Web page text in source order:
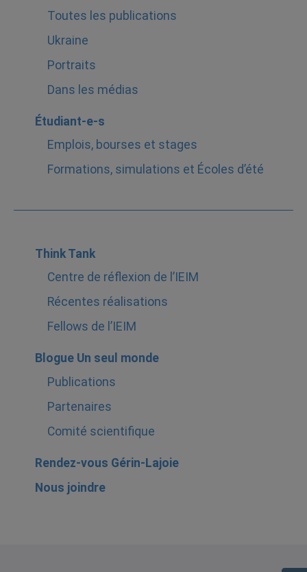
Toutes les publications
Ukraine
Portraits
Dans les médias
Étudiant-e-s
Emplois, bourses et stages
Formations, simulations et Écoles d’été
Think Tank
Centre de réflexion de l’IEIM
Récentes réalisations
Fellows de l’IEIM
Blogue Un seul monde
Publications
Partenaires
Comité scientifique
Rendez-vous Gérin-Lajoie
Nous joindre